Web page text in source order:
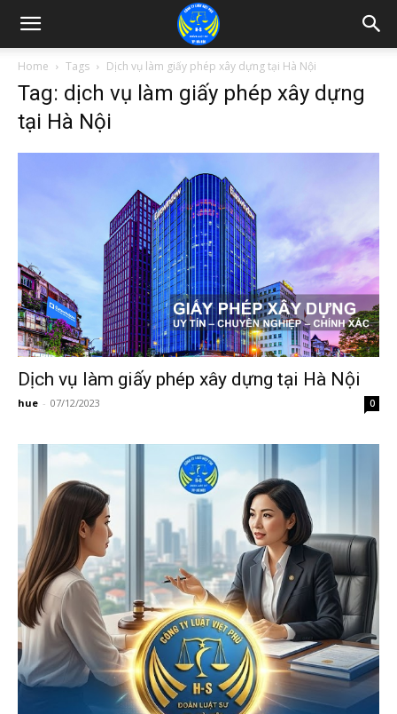
Home Tags Dịch vụ làm giấy phép xây dựng tại Hà Nội
Tag: dịch vụ làm giấy phép xây dựng
tại Hà Nội
Dịch vụ làm giấy phép xây dựng tại Hà Nội
hue - 07/12/2023 0